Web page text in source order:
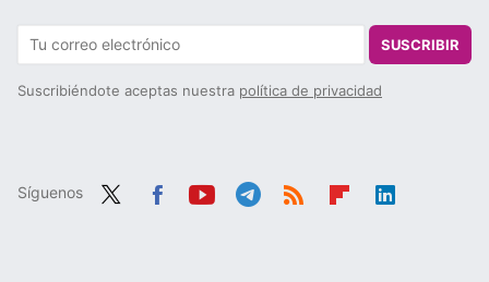
SUSCRIBIR
Suscribiéndote aceptas nuestra política de privacidad
Síguenos